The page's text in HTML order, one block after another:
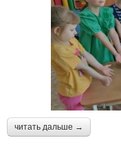
читать дальше →